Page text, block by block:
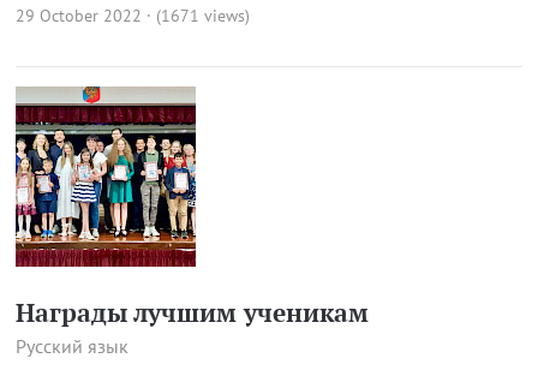
29 October 2022 · (1671 views)
Награды лучшим ученикам
Русский язык